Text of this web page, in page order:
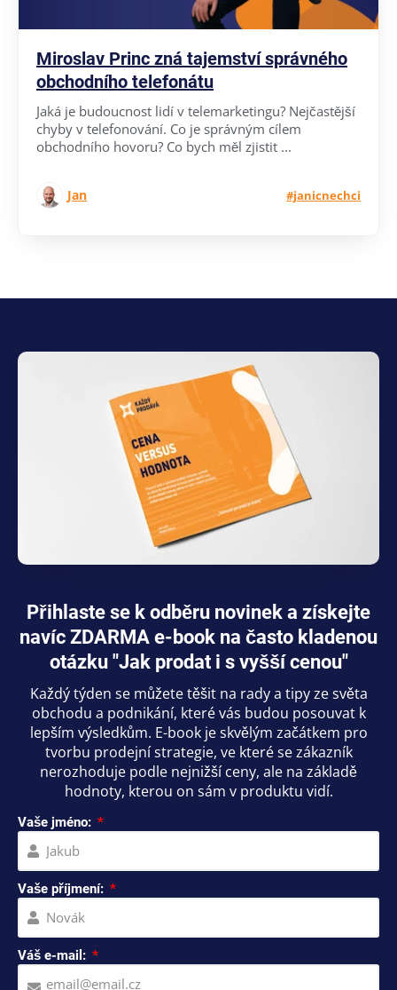
Miroslav Princ zná tajemství správného
obchodního telefonátu
Jaká je budoucnost lidí v telemarketingu? Nejčastější
chyby v telefonování. Co je správným cílem
obchodního hovoru? Co bych měl zjistit ...
Jan #janicnechci
Přihlaste se k odběru novinek a získejte
navíc ZDARMA e-book na často kladenou
otázku "Jak prodat i s vyšší cenou"
Každý týden se můžete těšit na rady a tipy ze světa
obchodu a podnikání, které vás budou posouvat k
lepším výsledkům. E-book je skvělým začátkem pro
tvorbu prodejní strategie, ve které se zákazník
nerozhoduje podle nejnižší ceny, ale na základě
hodnoty, kterou on sám v produktu vidí.
Vaše jméno:
Vaše příjmení:
Váš e-mail: